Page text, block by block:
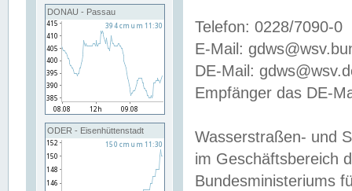
DONAU - Passau
ODER - Eisenhüttenstadt
Telefon: 0228/7090-0
E-Mail:
DE-Mail:
Empfänger das DE-
Wasserstraßen- und
im Geschäftsbereich
Bundesministeriums